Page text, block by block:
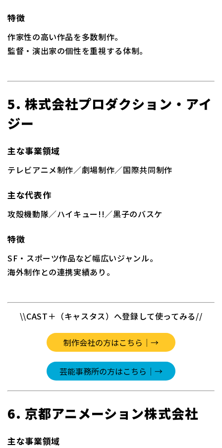
特徴
作家性の高い作品を多数制作。
監督・演出家の個性を重視する体制。
5. 株式会社プロダクション・アイ
ジー
主な事業領域
テレビアニメ制作／劇場制作／国際共同制作
主な代表作
攻殻機動隊／ハイキュー!!／黒子のバスケ
特徴
SF・スポーツ作品など幅広いジャンル。
海外制作との連携実績あり。
\\CAST＋（キャスタス）へ登録して使ってみる//
6. 京都アニメーション株式会社
主な事業領域